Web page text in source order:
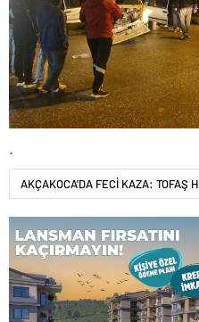
.
AKÇAKOCA'DA FECİ KAZA: TOFAŞ